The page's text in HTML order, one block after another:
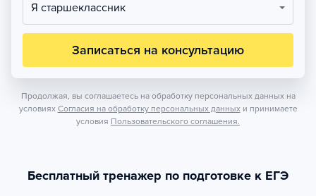
Я старшеклассник
Записаться на консультацию
Продолжая, вы соглашаетесь на обработку персональных данных на
условиях Согласия на обработку персональных данных и принимаете
условия Пользовательского соглашения.
Бесплатный тренажер по подготовке к ЕГЭ